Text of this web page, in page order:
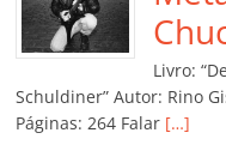
o
k
p
Livro:
Schuldiner” Autor: Rino
Páginas: 264 Falar […]